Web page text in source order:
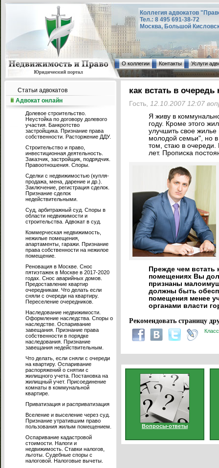
Коллегия адвокатов
Тел.: 8 495 691-38-72
Москва, Большой
О коллегии Контакты Услуги
Статьи адвокатов
Адвокат онлайн
Долевое строительство.
Неустойка по договору долевого
участия. Банкротство
застройщика. Признание права
собственности. Расторжение ДДУ.
Строительство и право,
инвестиционная деятельность.
Заказчик, застройщик, подрядчик.
Правоотношения. Споры.
Сделки с недвижимостью (купля-
продажа, мена, дарение и др.).
Заключение, регистрация сделок.
Признание сделок
недействительными.
Суд, арбитражный суд. Споры в
области недвижимости и
строительства. Адвокат в суд.
Коммерческая недвижимость,
нежилые помещения,
апартаменты, гаражи. Признание
права собственности на нежилое
помещение.
Реновация в Москве. Снос
пятиэтажек в Москве в 2017-2020
годах. Снос аварийных домов.
Предоставление квартир
очередникам. Что делать если
сняли с очереди на квартиру.
Переселение очередников.
Наследование недвижимости.
Оформление наследства. Споры о
наследстве. Оспаривание
завещания. Признание права
собственности в порядке
наследования. Признание
завещания недействительным.
Что делать, если сняли с очереди
на квартиру. Оспаривание
распоряжений о снятии с
жилищного учета. Постановка на
жилищный учет. Присоединение
комнаты в коммунальной
квартире.
Приватизация и расприватизация
Вселение и выселение через суд.
Признание утратившим право
пользования жилым помещением.
Оспаривание кадастровой
стоимости. Налоги и
недвижимость. Ставки налогов,
льготы. Судебные споры с
налоговой. Налоговые вычеты.
как встать в
Гость, 12.10.2007 12:07
Я живу в
году. Кроме этого
улучшить свое
молодой семьи", но в
том, стаю в очереди.
лет. Прописка
Прежде чем
помещениях Вы
признаны
должны быть
помещения менее
органами власти
Рекомендовать страницу
Вопросы-ответы